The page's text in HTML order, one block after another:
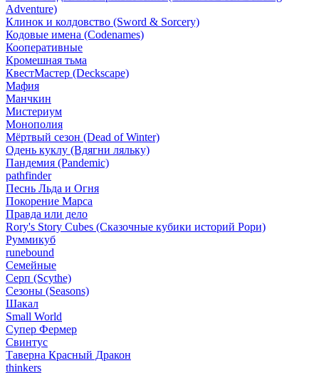
Adventure)
Клинок и колдовство (Sword & Sorcery)
Кодовые имена (Codenames)
Кооперативные
Кромешная тьма
КвестМастер (Deckscape)
Мафия
Манчкин
Мистериум
Монополия
Мёртвый сезон (Dead of Winter)
Одень куклу (Вдягни ляльку)
Пандемия (Pandemic)
pathfinder
Песнь Льда и Огня
Покорение Марса
Правда или дело
Rory's Story Cubes (Сказочные кубики историй Рори)
Руммикуб
runebound
Семейные
Серп (Scythe)
Сезоны (Seasons)
Шакал
Small World
Супер Фермер
Свинтус
Таверна Красный Дракон
thinkers